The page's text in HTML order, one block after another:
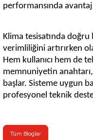
performansında avantaj
Klima tesisatında
verimliliğini artırırken
Hem kullanıcı hem de
memnuniyetin
başlar. Sisteme uygun
profesyonel teknik
Tüm Bloglar